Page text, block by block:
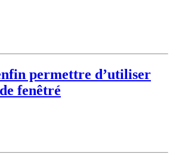
permettre d’utiliser
fenêtré